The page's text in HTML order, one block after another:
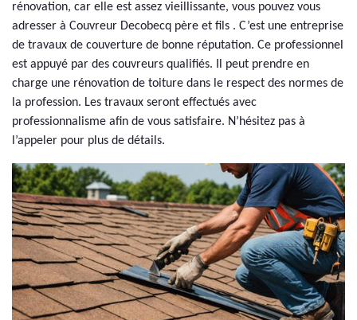
rénovation, car elle est assez vieillissante, vous pouvez vous
adresser à Couvreur Decobecq père et fils . C’est une entreprise
de travaux de couverture de bonne réputation. Ce professionnel
est appuyé par des couvreurs qualifiés. Il peut prendre en
charge une rénovation de toiture dans le respect des normes de
la profession. Les travaux seront effectués avec
professionnalisme afin de vous satisfaire. N’hésitez pas à
l’appeler pour plus de détails.